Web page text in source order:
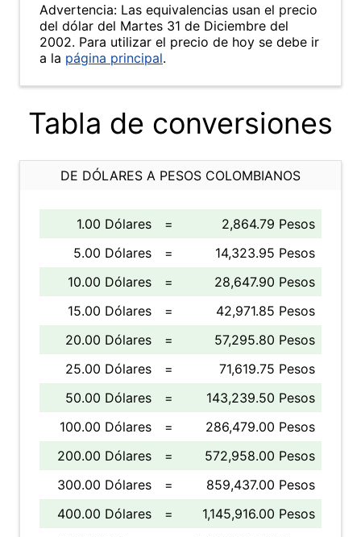
Advertencia: Las equivalencias usan el precio
del dólar del Martes 31 de Diciembre del
2002. Para utilizar el precio de hoy se debe ir
a la página principal.
Tabla de conversiones
DE DÓLARES A PESOS COLOMBIANOS
1.00 Dólares =
2,864.79 Pesos
5.00 Dólares
=
14,323.95 Pesos
10.00 Dólares
=
28,647.90 Pesos
15.00 Dólares
=
42,971.85 Pesos
20.00 Dólares
=
57,295.80 Pesos
25.00 Dólares
=
71,619.75 Pesos
50.00 Dólares
=
143,239.50 Pesos
100.00 Dólares
=
286,479.00 Pesos
200.00 Dólares
=
572,958.00 Pesos
300.00 Dólares
=
859,437.00 Pesos
400.00 Dólares
=
1,145,916.00 Pesos